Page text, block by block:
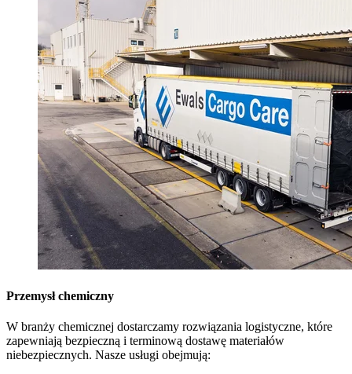
Przemysł chemiczny
W branży chemicznej dostarczamy rozwiązania logistyczne, które
zapewniają bezpieczną i terminową dostawę materiałów
niebezpiecznych. Nasze usługi obejmują: